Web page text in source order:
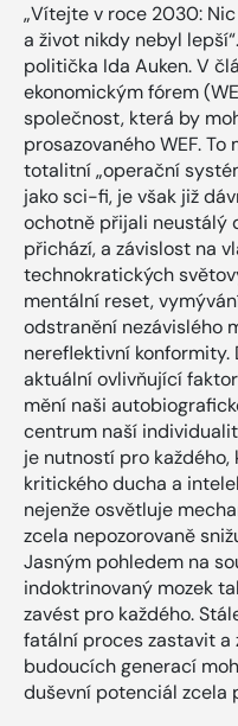
„Vítejte v roce 2030:
a život nikdy nebyl
politička Ida Auken. V
ekonomickým fórem
společnost, která by
prosazovaného WEF.
totalitní „operační
jako sci-fi, je však již
ochotně přijali neustálý
přichází, a závislost na
technokratických
mentální reset,
odstranění nezávislého
nereflektivní konformity.
aktuální ovlivňující
mění naši
centrum naší
je nutností pro
kritického ducha a
nejenže osvětluje
zcela nepozorovaně
Jasným pohledem na
indoktrinovaný mozek
zavést pro každého.
fatální proces zastavit a
budoucích generací
duševní potenciál zcela